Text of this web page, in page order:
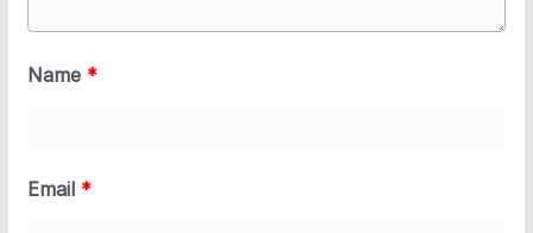
Name *
Email *